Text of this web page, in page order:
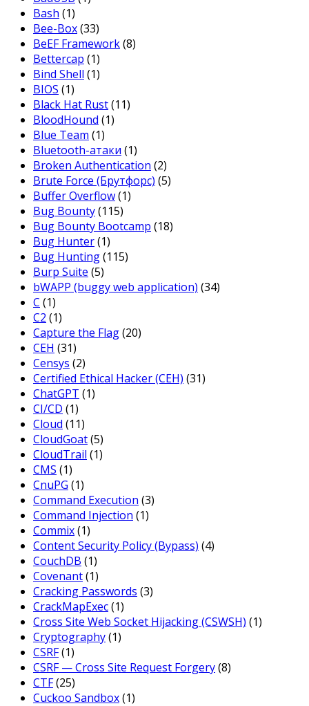
Bash (1)
Bee-Box(33)
BeEF Framework(8)
Bettercap (1)
Bind Shell (1)
BIOS (1)
Black Hat Rust(11)
BloodHound (1)
Blue Team (1)
Bluetooth-атаки (1)
Broken Authentication (2)
Brute Force (Брутфорс) (5)
Buffer Overflow(1)
Bug Bounty(115)
Bug Bounty Bootcamp (18)
Bug Hunter(1)
Bug Hunting(115)
Burp Suite (5)
bWAPP (buggy web application) (34)
C (1)
C2 (1)
Capture the Flag(20)
CEH (31)
Censys (2)
Certified Ethical Hacker (CEH) (31)
ChatGPT (1)
CI/CD (1)
Cloud (11)
CloudGoat(5)
CloudTrail (1)
CMS (1)
CnuPG (1)
Command Execution (3)
Command Injection (1)
Commix(1)
Content Security Policy (Bypass) (4)
CouchDB (1)
Covenant(1)
Cracking Passwords (3)
CrackMapExec(1)
Cross Site Web Socket Hijacking (CSWSH) (1)
Cryptography(1)
CSRF(1)
CSRF — Cross Site Request Forgery(8)
CTF(25)
Cuckoo Sandbox(1)